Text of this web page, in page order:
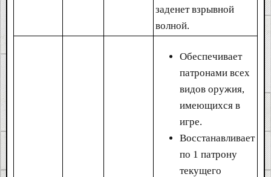
заденет взрывной
волной.
Обеспечивает
патронами всех
видов оружия,
имеющихся в
игре.
Восстанавливает
по 1 патрону
текущего